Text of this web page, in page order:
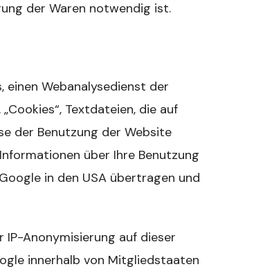
der Waren notwendig ist.
einen Webanalysedienst der
Textdateien, die auf
der Benutzung der Website
über Ihre Benutzung
in den USA übertragen und
Anonymisierung auf dieser
innerhalb von Mitgliedstaaten